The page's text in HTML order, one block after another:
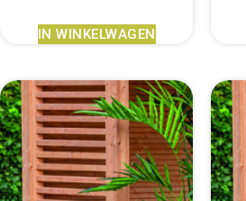
IN WINKELWAGEN